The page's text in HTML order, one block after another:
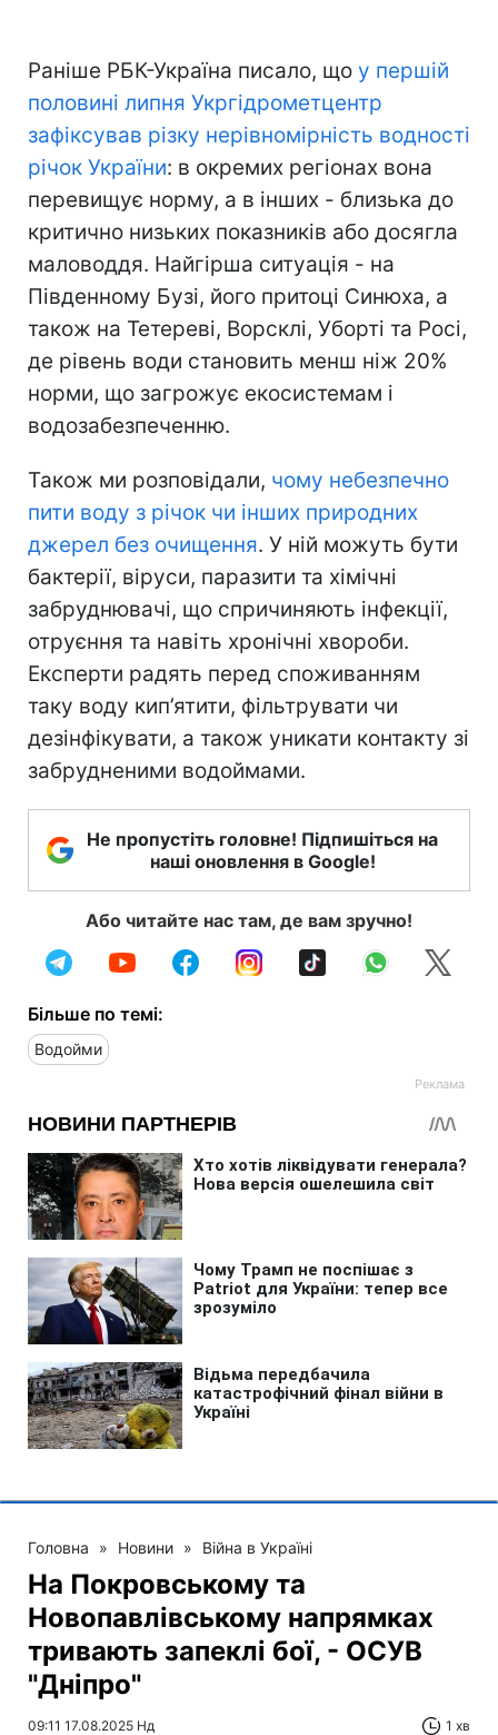
Раніше РБК-Україна писало, що у першій
половині липня Укргідрометцентр
зафіксував різку нерівномірність водності
річок України: в окремих регіонах вона
перевищує норму, а в інших - близька до
критично низьких показників або досягла
маловоддя. Найгірша ситуація - на
Південному Бузі, його притоці Синюха, а
також на Тетереві, Ворсклі, Уборті та Росі,
де рівень води становить менш ніж 20%
норми, що загрожує екосистемам і
водозабезпеченню.
Також ми розповідали, чому небезпечно
пити воду з річок чи інших природних
джерел без очищення. У ній можуть бути
бактерії, віруси, паразити та хімічні
забруднювачі, що спричиняють інфекції,
отруєння та навіть хронічні хвороби.
Експерти радять перед споживанням
таку воду кип’ятити, фільтрувати чи
дезінфікувати, а також уникати контакту зі
забрудненими водоймами.
Не пропустіть головне! Підпишіться на
наші оновлення в Google!
Або читайте нас там, де вам зручно!
Більше по темі:
Водойми
Головна » Новини » Війна в Україні
На Покровському та
Новопавлівському напрямках
тривають запеклі бої, - ОСУВ
"Дніпро"
09:11 17.08.2025 Нд 1 хв